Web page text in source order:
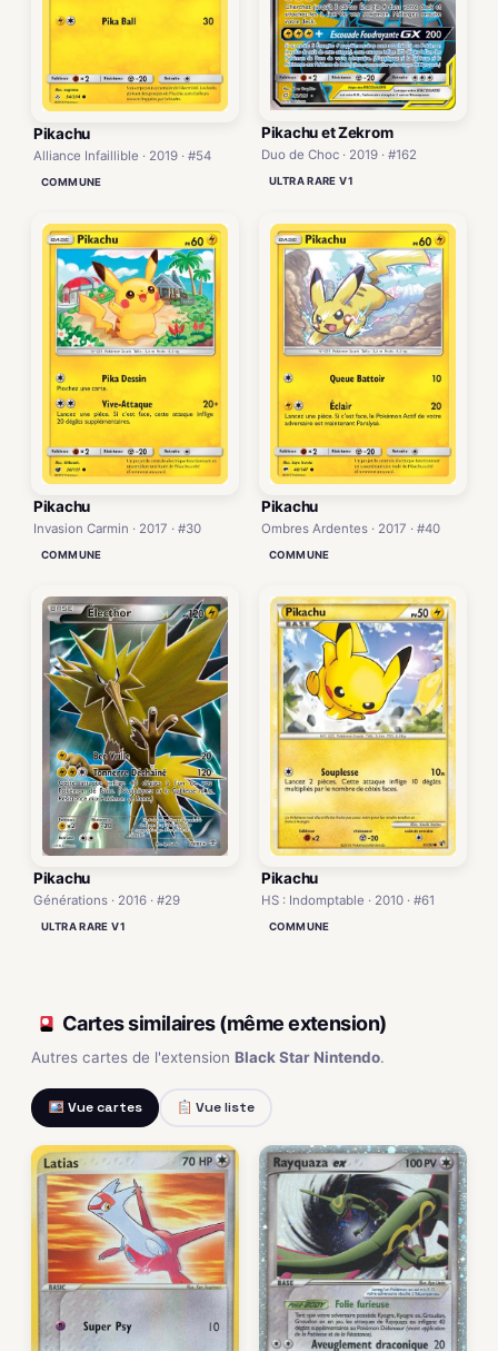
Pikachu
Alliance Infaillible · 2019 · #54
COMMUNE
Pikachu et Zekrom
Duo de Choc · 2019 · #162
ULTRA RARE V1
Pikachu
Invasion Carmin · 2017 · #30
COMMUNE
Pikachu
Ombres Ardentes · 2017 · #40
COMMUNE
Pikachu
Générations · 2016 · #29
ULTRA RARE V1
Pikachu
HS : Indomptable · 2010 · #61
COMMUNE
Cartes similaires (même extension)
Autres cartes de l'extension Black Star Nintendo.
Vue cartes Vue liste